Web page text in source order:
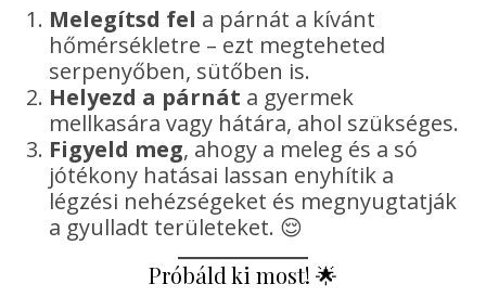
Melegítsd fel a párnát a kívánt
hőmérsékletre – ezt megteheted
serpenyőben, sütőben is.
Helyezd a párnát a gyermek
mellkasára vagy hátára, ahol szükséges.
Figyeld meg, ahogy a meleg és a só
jótékony hatásai lassan enyhítik a
légzési nehézségeket és megnyugtatják
a gyulladt területeket. 😌
Próbáld ki most! 🌟